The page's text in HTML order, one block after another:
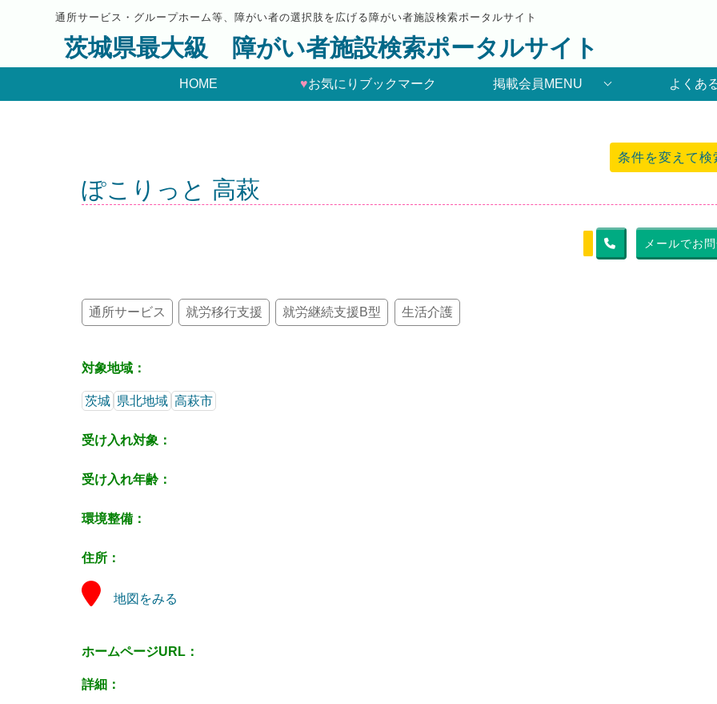
通所サービス・グループホーム等、障がい者の選択肢を広げる障がい者施設検索ポータルサイト
茨城県最大級 障がい者施設検索ポータルサイト
HOME ♥お気にりブックマーク 掲載会員MENU よくあ
条件を変えて検
ぽこりっと 高萩
メールでお
通所サービス 就労移行支援 就労継続支援B型 生活介護
対象地域：
茨城 県北地域 高萩市
受け入れ対象：
受け入れ年齢：
環境整備：
住所：
地図をみる
ホームページURL：
詳細：